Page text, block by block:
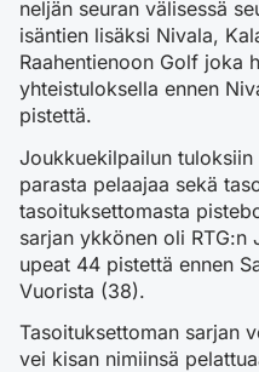
neljän seuran välisessä
isäntien lisäksi Nivala,
Raahentienoon Golf joka
yhteistuloksella ennen
pistettä.
Joukkuekilpailun
parasta pelaajaa sekä
tasoituksettomasta
sarjan ykkönen oli
upeat 44 pistettä ennen
Vuorista (38).
Tasoituksettoman sarjan
vei kisan nimiinsä